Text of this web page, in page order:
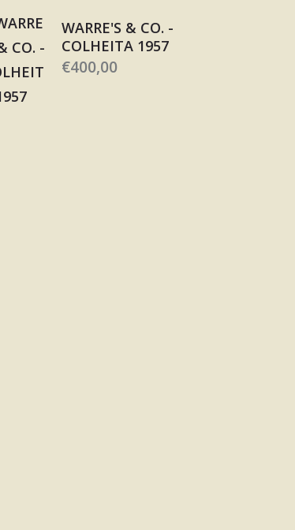
WARRE'S & CO. -
COLHEITA 1957
€400,00